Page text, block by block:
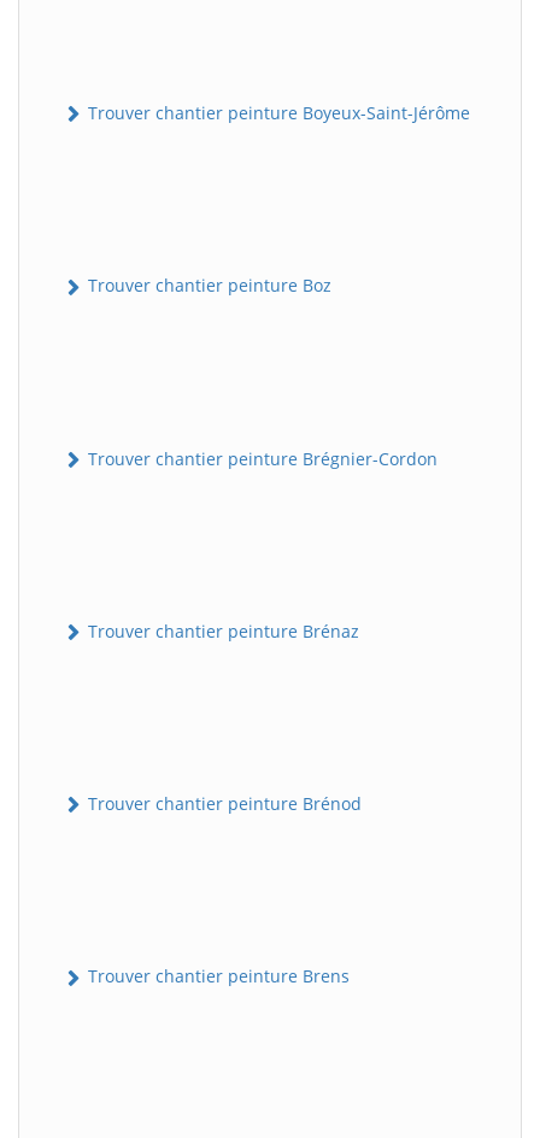
Trouver chantier peinture Boyeux-Saint-Jérôme
Trouver chantier peinture Boz
Trouver chantier peinture Brégnier-Cordon
Trouver chantier peinture Brénaz
Trouver chantier peinture Brénod
Trouver chantier peinture Brens